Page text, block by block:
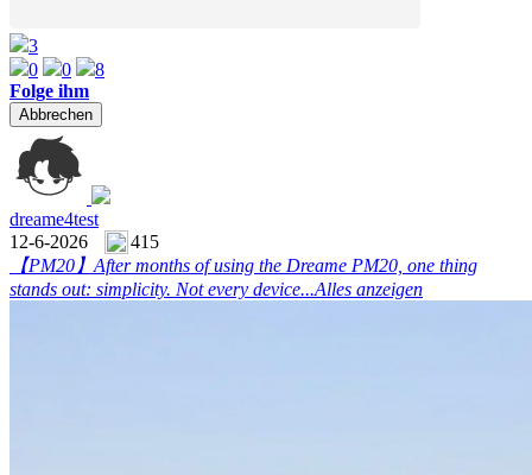
3
0
0
8
Folge ihm
Abbrechen
dreame4test
12-6-2026
415
【PM20】 After months of using the Dreame PM20, one thing
stands out: simplicity. Not every device...Alles anzeigen